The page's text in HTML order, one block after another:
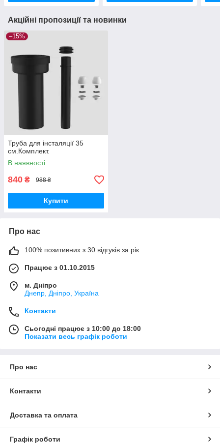
Акційні пропозиції та новинки
–15%
Труба для інсталяції 35
см.Комплект.
В наявності
840 ₴ 988 ₴
Купити
Про нас
100% позитивних з 30 відгуків за рік
Працює з 01.10.2015
м. Дніпро
Днепр, Дніпро, Україна
Контакти
Сьогодні працює з 10:00 до 18:00
Показати весь графік роботи
Про нас
Контакти
Доставка та оплата
Графік роботи